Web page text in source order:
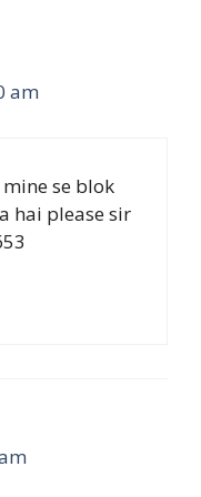
am
se blok
hai please sir